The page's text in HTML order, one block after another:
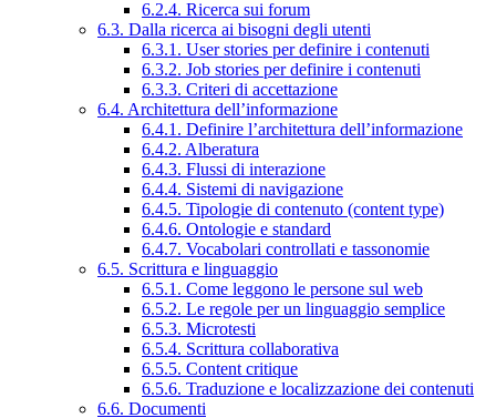
6.2.4. Ricerca sui forum
6.3. Dalla ricerca ai bisogni degli utenti
6.3.1. User stories per definire i contenuti
6.3.2. Job stories per definire i contenuti
6.3.3. Criteri di accettazione
6.4. Architettura dell’informazione
6.4.1. Definire l’architettura dell’informazione
6.4.2. Alberatura
6.4.3. Flussi di interazione
6.4.4. Sistemi di navigazione
6.4.5. Tipologie di contenuto (content type)
6.4.6. Ontologie e standard
6.4.7. Vocabolari controllati e tassonomie
6.5. Scrittura e linguaggio
6.5.1. Come leggono le persone sul web
6.5.2. Le regole per un linguaggio semplice
6.5.3. Microtesti
6.5.4. Scrittura collaborativa
6.5.5. Content critique
6.5.6. Traduzione e localizzazione dei contenuti
6.6. Documenti